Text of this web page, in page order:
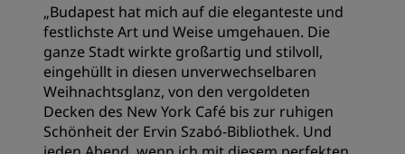
„Budapest hat mich auf die eleganteste und
festlichste Art und Weise umgehauen. Die
ganze Stadt wirkte großartig und stilvoll,
eingehüllt in diesen unverwechselbaren
Weihnachtsglanz, von den vergoldeten
Decken des New York Café bis zur ruhigen
Schönheit der Ervin Szabó-Bibliothek. Und